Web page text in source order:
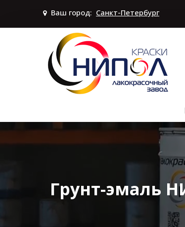
Ваш город: Санкт-Петербург
Грунт-эмаль